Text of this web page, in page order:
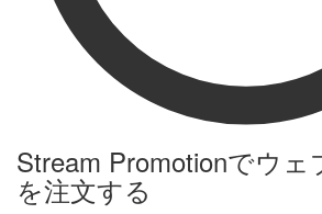
Stream Promotionでウ
を注文する